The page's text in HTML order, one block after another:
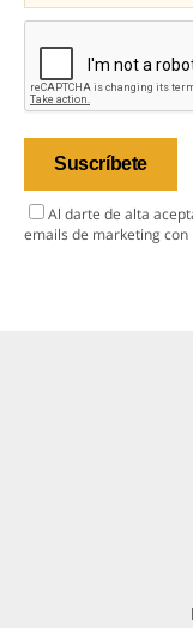
Al darte de alta
emails de marketing